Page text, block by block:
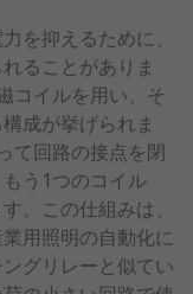
を抑えるために、
ることがありま
コイルを用い、そ
成が挙げられま
て回路の接点を閉
う1つのコイル
。この仕組みは、
用照明の自動化に
グリレーと似てい